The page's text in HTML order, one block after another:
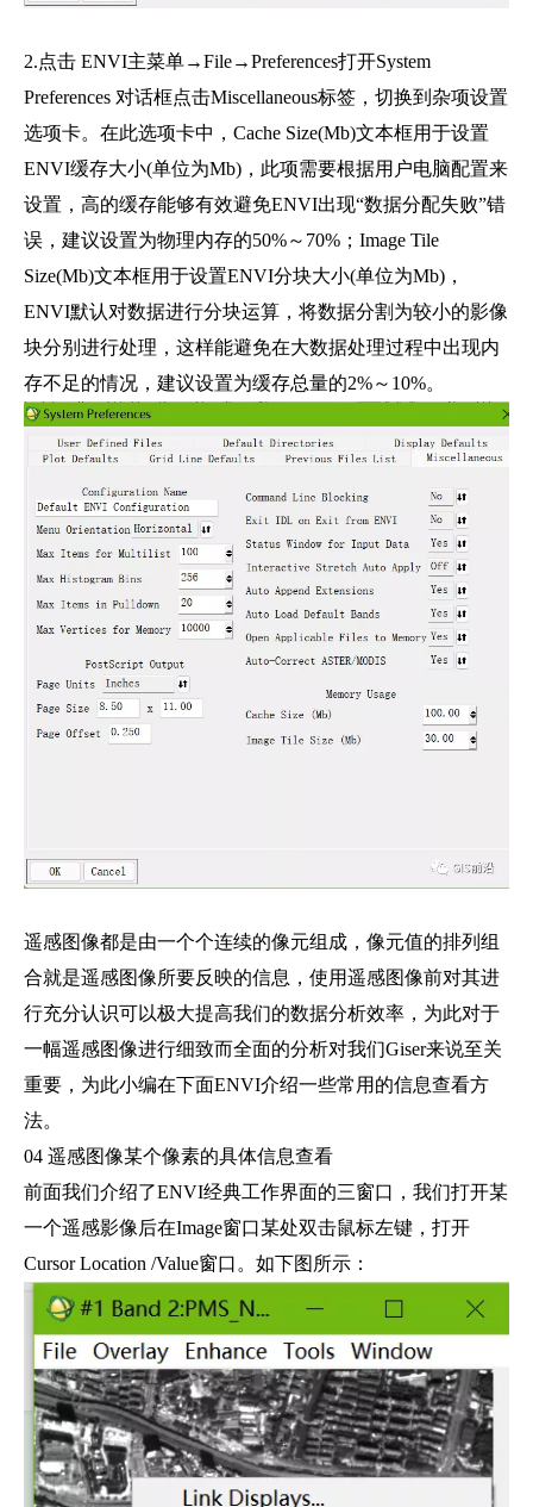
2.点击 ENVI主菜单→File→Preferences打开System
Preferences 对话框点击Miscellaneous标签，切换到杂项设置
选项卡。在此选项卡中，Cache Size(Mb)文本框用于设置
ENVI缓存大小(单位为Mb)，此项需要根据用户电脑配置来
设置，高的缓存能够有效避免ENVI出现“数据分配失败”错
误，建议设置为物理内存的50%～70%；Image Tile
Size(Mb)文本框用于设置ENVI分块大小(单位为Mb)，
ENVI默认对数据进行分块运算，将数据分割为较小的影像
块分别进行处理，这样能避免在大数据处理过程中出现内
存不足的情况，建议设置为缓存总量的2%～10%。
遥感图像都是由一个个连续的像元组成，像元值的排列组
合就是遥感图像所要反映的信息，使用遥感图像前对其进
行充分认识可以极大提高我们的数据分析效率，为此对于
一幅遥感图像进行细致而全面的分析对我们Giser来说至关
重要，为此小编在下面ENVI介绍一些常用的信息查看方
法。
04 遥感图像某个像素的具体信息查看
前面我们介绍了ENVI经典工作界面的三窗口，我们打开某
一个遥感影像后在Image窗口某处双击鼠标左键，打开
Cursor Location /Value窗口。如下图所示：